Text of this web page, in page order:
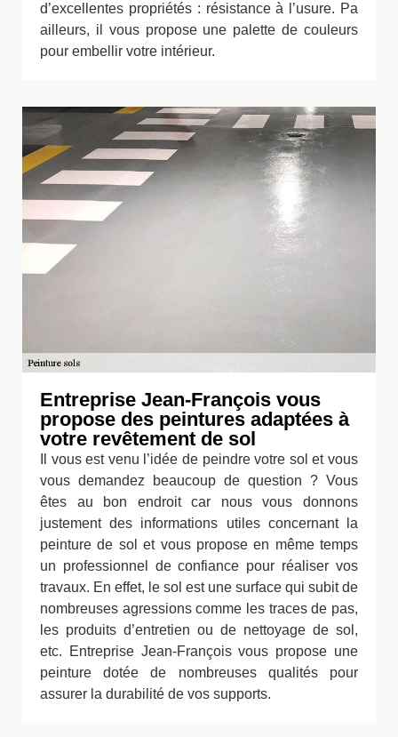
d’excellentes propriétés : résistance à l’usure. Pa
ailleurs, il vous propose une palette de couleurs
pour embellir votre intérieur.
Entreprise Jean-François vous
propose des peintures adaptées à
votre revêtement de sol
Il vous est venu l’idée de peindre votre sol et vous
vous demandez beaucoup de question ? Vous
êtes au bon endroit car nous vous donnons
justement des informations utiles concernant la
peinture de sol et vous propose en même temps
un professionnel de confiance pour réaliser vos
travaux. En effet, le sol est une surface qui subit de
nombreuses agressions comme les traces de pas,
les produits d’entretien ou de nettoyage de sol,
etc. Entreprise Jean-François vous propose une
peinture dotée de nombreuses qualités pour
assurer la durabilité de vos supports.